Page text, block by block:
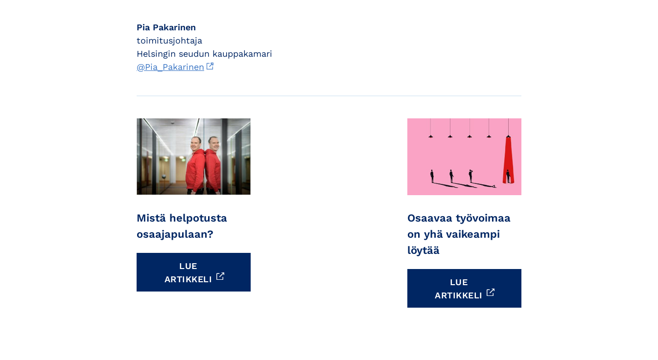
Pia Pakarinen
toimitusjohtaja
Helsingin seudun kauppakamari
@Pia_Pakarinen
Mistä helpotusta
osaajapulaan?
LUE
ARTIKKELI
Osaavaa työvoimaa
on yhä vaikeampi
löytää
LUE
ARTIKKELI